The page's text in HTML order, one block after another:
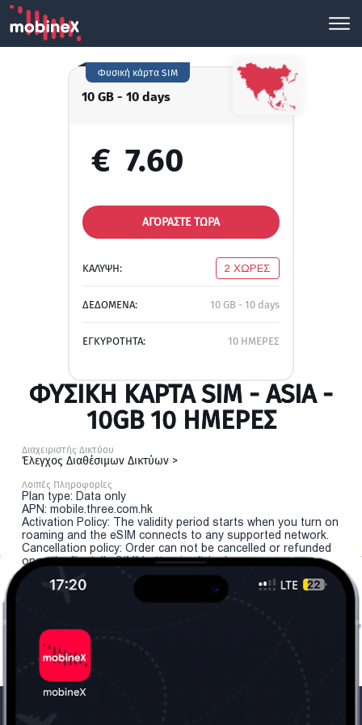
10 GB - 10 days
Φυσική κάρτα SIM
€ 7.60
ΑΓΟΡΑΣΤΕ ΤΩΡΑ
ΚΑΛΥΨΗ: 2 ΧΩΡΕΣ
ΔΕΔΟΜΕΝΑ: 10 GB - 10 days
ΕΓΚΥΡΟΤΗΤΑ: 10 ΗΜΕΡΕΣ
ΦΥΣΙΚΉ ΚΆΡΤΑ SIM - ASIA -
10GB 10 ΗΜΕΡΕΣ
Διαχειριστής Δικτύου
Έλεγχος Διαθέσιμων Δικτύων >
Λοιπές Πληροφορίες
Plan type: Data only
APN: mobile.three.com.hk
Activation Policy: The validity period starts when you turn on
roaming and the eSIM connects to any supported network.
Cancellation policy: Order can not be cancelled or refunded
once the "install eSIM" button is clicked.